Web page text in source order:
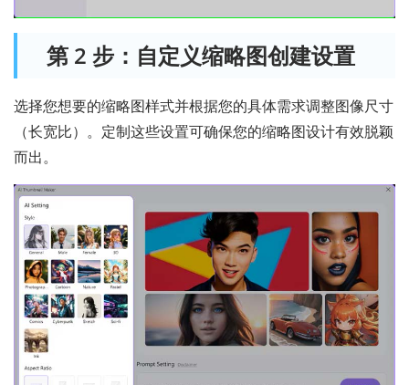
第 2 步：自定义缩略图创建设置
选择您想要的缩略图样式并根据您的具体需求调整图像尺寸
（长宽比）。定制这些设置可确保您的缩略图设计有效脱颖
而出。